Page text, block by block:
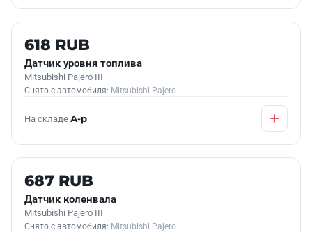
Б/У В НАЛИЧИИ
618 RUB
Датчик уровня топлива
Mitsubishi Pajero III
Снято с автомобиля: Mitsubishi Pajero
На складе А-р
Б/У В НАЛИЧИИ
687 RUB
Датчик коленвала
Mitsubishi Pajero III
Снято с автомобиля: Mitsubishi Pajero